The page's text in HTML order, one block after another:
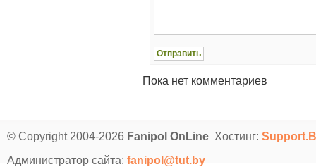
Пока нет комментариев
© Copyright 2004-2026 Fanipol OnLine Хостинг:
Администратор сайта: fanipol@tut.by